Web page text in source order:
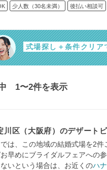
少人数（30名未満） 後払い相談可
式場探し＋条件クリア
1〜2件を表示
川区（大阪府）のデザート
は、この地域の結婚式場を2
早めにブライダルフェアへの
いという場合は、お近くのハ